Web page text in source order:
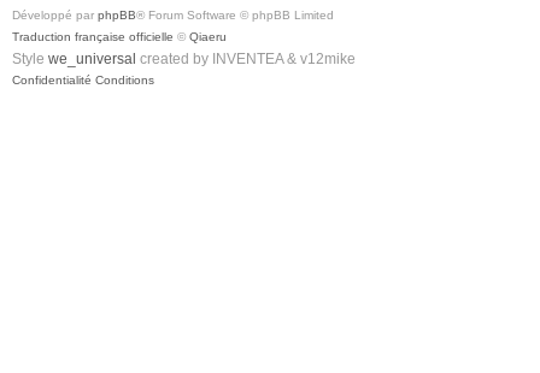
Développé par phpBB® Forum Software © phpBB Limited
Traduction française officielle © Qiaeru
Style we_universal created by INVENTEA & v12mike
Confidentialité Conditions